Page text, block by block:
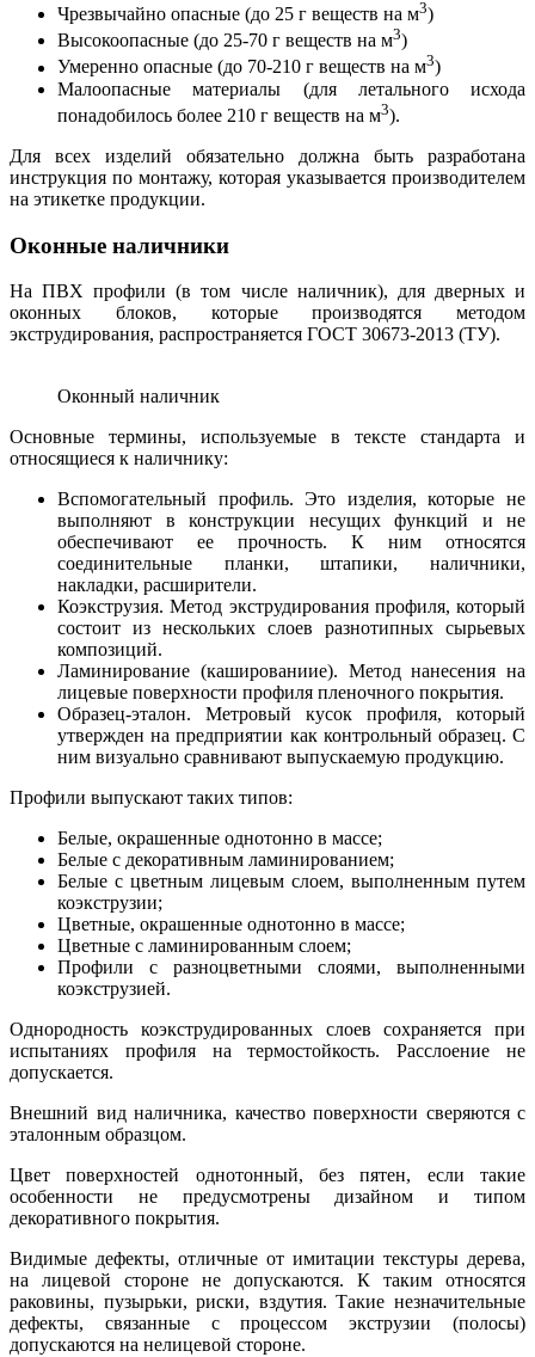
Чрезвычайно опасные (до 25 г веществ на м3)
Высокоопасные (до 25-70 г веществ на м3)
Умеренно опасные (до 70-210 г веществ на м3)
Малоопасные материалы (для летального исхода
понадобилось более 210 г веществ на м3).
Для всех изделий обязательно должна быть разработана
инструкция по монтажу, которая указывается производителем
на этикетке продукции.
Оконные наличники
На ПВХ профили (в том числе наличник), для дверных и
оконных блоков, которые производятся методом
экструдирования, распространяется ГОСТ 30673-2013 (ТУ).
Оконный наличник
Основные термины, используемые в тексте стандарта и
относящиеся к наличнику:
Вспомогательный профиль. Это изделия, которые не
выполняют в конструкции несущих функций и не
обеспечивают ее прочность. К ним относятся
соединительные планки, штапики, наличники,
накладки, расширители.
Коэкструзия. Метод экструдирования профиля, который
состоит из нескольких слоев разнотипных сырьевых
композиций.
Ламинирование (кашированиие). Метод нанесения на
лицевые поверхности профиля пленочного покрытия.
Образец-эталон. Метровый кусок профиля, который
утвержден на предприятии как контрольный образец. С
ним визуально сравнивают выпускаемую продукцию.
Профили выпускают таких типов:
Белые, окрашенные однотонно в массе;
Белые с декоративным ламинированием;
Белые с цветным лицевым слоем, выполненным путем
коэкструзии;
Цветные, окрашенные однотонно в массе;
Цветные с ламинированным слоем;
Профили с разноцветными слоями, выполненными
коэкструзией.
Однородность коэкструдированных слоев сохраняется при
испытаниях профиля на термостойкость. Расслоение не
допускается.
Внешний вид наличника, качество поверхности сверяются с
эталонным образцом.
Цвет поверхностей однотонный, без пятен, если такие
особенности не предусмотрены дизайном и типом
декоративного покрытия.
Видимые дефекты, отличные от имитации текстуры дерева,
на лицевой стороне не допускаются. К таким относятся
раковины, пузырьки, риски, вздутия. Такие незначительные
дефекты, связанные с процессом экструзии (полосы)
допускаются на нелицевой стороне.